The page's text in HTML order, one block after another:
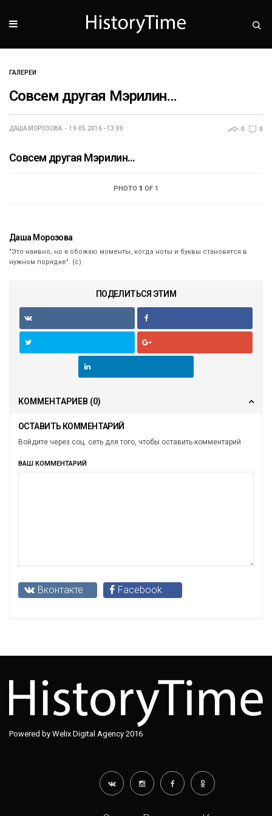
ГАЛЕРЕИ
Совсем другая Мэрилин…
ДАША МОРОЗОВА 19.05.2016 - 13:00 0 0
Совсем другая Мэрилин...
PHOTO 1 OF 1
Даша Морозова
"Это наивно, но я обожаю моменты, когда ноты и буквы становятся в
нужном порядке". (с)
ПОДЕЛИТЬСЯ ЭТИМ
КОММЕНТАРИЕВ (0)
ОСТАВИТЬ КОММЕНТАРИЙ
Войдите через соц. сеть для того, чтобы оставить комментарий
ВАШ КОММЕНТАРИЙ
Вконтакте Facebook
Powered by Welix Digital Agency 2016